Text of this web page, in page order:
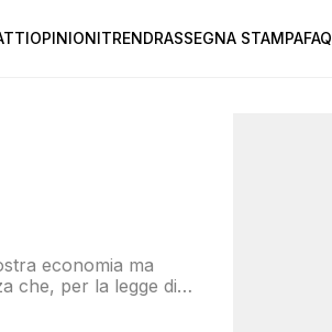
OPINIONITRENDRASSEGNA STAMPAFAQ
economia ma
che, per la legge di